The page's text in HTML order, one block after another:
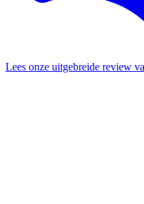
Lees onze uitgebreide review